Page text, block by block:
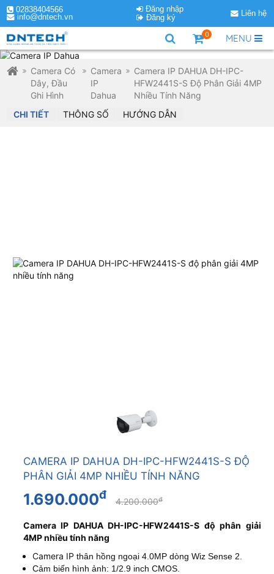
02838404566
info@dntech.vn
Đăng nhập
Đăng ký
Liên hệ
MENU
0
Camera Có
Dây, Đầu
Ghi Hình
Camera
IP
Dahua
Camera IP DAHUA DH-IPC-
HFW2441S-S Độ Phân Giải 4MP
Nhiều Tính Năng
CHI TIẾT
THÔNG SỐ HƯỚNG DẪN
CAMERA IP DAHUA DH-IPC-HFW2441S-S ĐỘ
PHÂN GIẢI 4MP NHIỀU TÍNH NĂNG
1.690.000đ 4.200.000đ
Camera IP DAHUA DH-IPC-HFW2441S-S độ phân giải
4MP nhiều tính năng
Camera IP thân hồng ngoại 4.0MP dòng Wiz Sense 2.
Cảm biến hình ảnh: 1/2.9 inch CMOS.